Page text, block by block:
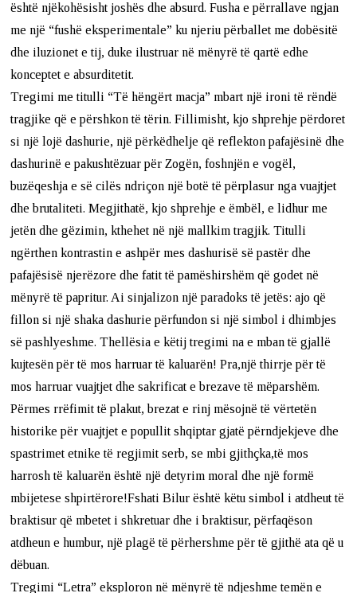
është njëkohësisht joshës dhe absurd. Fusha e përrallave ngjan
me një “fushë eksperimentale” ku njeriu përballet me dobësitë
dhe iluzionet e tij, duke ilustruar në mënyrë të qartë edhe
konceptet e absurditetit.
Tregimi me titulli “Të hëngërt macja” mbart një ironi të rëndë
tragjike që e përshkon të tërin. Fillimisht, kjo shprehje përdoret
si një lojë dashurie, një përkëdhelje që reflekton pafajësinë dhe
dashurinë e pakushtëzuar për Zogën, foshnjën e vogël,
buzëqeshja e së cilës ndriçon një botë të përplasur nga vuajtjet
dhe brutaliteti. Megjithatë, kjo shprehje e ëmbël, e lidhur me
jetën dhe gëzimin, kthehet në një mallkim tragjik. Titulli
ngërthen kontrastin e ashpër mes dashurisë së pastër dhe
pafajësisë njerëzore dhe fatit të pamëshirshëm që godet në
mënyrë të papritur. Ai sinjalizon një paradoks të jetës: ajo që
fillon si një shaka dashurie përfundon si një simbol i dhimbjes
së pashlyeshme. Thellësia e këtij tregimi na e mban të gjallë
kujtesën për të mos harruar të kaluarën! Pra,një thirrje për të
mos harruar vuajtjet dhe sakrificat e brezave të mëparshëm.
Përmes rrëfimit të plakut, brezat e rinj mësojnë të vërtetën
historike për vuajtjet e popullit shqiptar gjatë përndjekjeve dhe
spastrimet etnike të regjimit serb, se mbi gjithçka,të mos
harrosh të kaluarën është një detyrim moral dhe një formë
mbijetese shpirtërore!Fshati Bilur është këtu simbol i atdheut të
braktisur që mbetet i shkretuar dhe i braktisur, përfaqëson
atdheun e humbur, një plagë të përhershme për të gjithë ata që u
dëbuan.
Tregimi “Letra” eksploron në mënyrë të ndjeshme temën e